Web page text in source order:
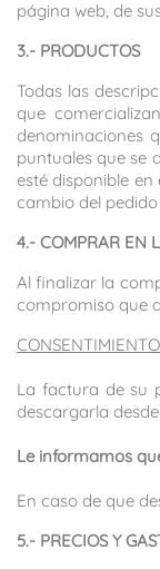
página web, de
3.- PRODUCTOS
Todas las
que
denominaciones
puntuales que se
esté disponible
cambio del
4.- COMPRAR EN
Al finalizar la
compromiso que
La factura de su
descargarla
Le informamos
En caso de que
5.- PRECIOS Y